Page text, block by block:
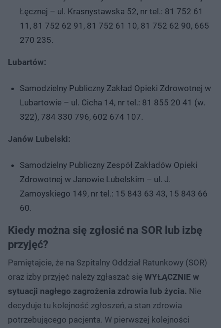
Łęcznej – ul. Krasnystawska 52, nr tel.: 81 752 61
11, 81 752 62 91, 81 752 61 10, 81 752 62 90, 665
270 235.
Lubartów:
Samodzielny Publiczny Zakład Opieki Zdrowotnej w
Lubartowie – ul. Cicha 14, nr tel.: 81 855 20 41 (w.
322), 784 330 796, 602 674 107.
Janów Lubelski:
Samodzielny Publiczny Zespół Zakładów Opieki
Zdrowotnej w Janowie Lubelskim – ul. J.
Zamoyskiego 149, nr tel.: 15 843 63 43, 15 843 66
60.
Kiedy można się zgłosić na SOR lub izbę
przyjęć?
Pamiętajcie, że na Szpitalny Oddział Ratunkowy (SOR)
oraz izby przyjęć należy zgłaszać się WYŁĄCZNIE w
sytuacji nagłego zagrożenia zdrowia lub życia. Nie
decyduje tu kolejność zgłoszeń, a stan zdrowia
potrzebującego pacjenta. W pierwszej kolejności